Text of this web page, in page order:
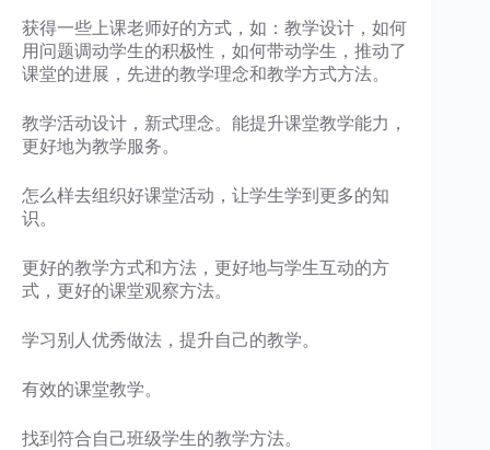
获得一些上课老师好的方式，如：教学设计，如何
用问题调动学生的积极性，如何带动学生，推动了
课堂的进展，先进的教学理念和教学方式方法。
教学活动设计，新式理念。能提升课堂教学能力，
更好地为教学服务。
怎么样去组织好课堂活动，让学生学到更多的知
识。
更好的教学方式和方法，更好地与学生互动的方
式，更好的课堂观察方法。
学习别人优秀做法，提升自己的教学。
有效的课堂教学。
找到符合自己班级学生的教学方法。